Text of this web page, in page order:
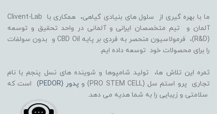
ما با بهره گیری از سلول های بنیادی گیاهی، همکاری با Clivent-Lab
آلمان و تیم متخصصان ایرانی و آلمانی در واحد تحقیق و توسعه
(R&D)، فرمولاسیون منحصر به فردی بر پایه CBD Oil و بدون سولفات
را برای محصولات خود توسعه داده ایم.
ثمره این تلاش ها، تولید شامپوها و شوینده های نسل پنجم با نام
تجاری پرو استم سل (PRO STEM CELL) و
پدور (PEDOR)
است که
سلامتی و زیبایی را به شما هدیه می دهد.